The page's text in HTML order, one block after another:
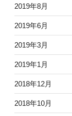
2019年8月
2019年6月
2019年3月
2019年1月
2018年12月
2018年10月